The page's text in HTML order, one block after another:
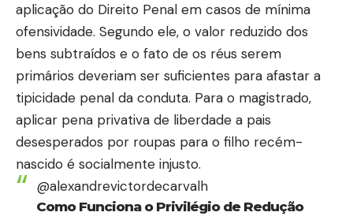
aplicação do Direito Penal em casos de mínima
ofensividade. Segundo ele, o valor reduzido dos
bens subtraídos e o fato de os réus serem
primários deveriam ser suficientes para afastar a
tipicidade penal da conduta. Para o magistrado,
aplicar pena privativa de liberdade a pais
desesperados por roupas para o filho recém-
nascido é socialmente injusto.
@alexandrevictordecarvalh
Como Funciona o Privilégio de Redução